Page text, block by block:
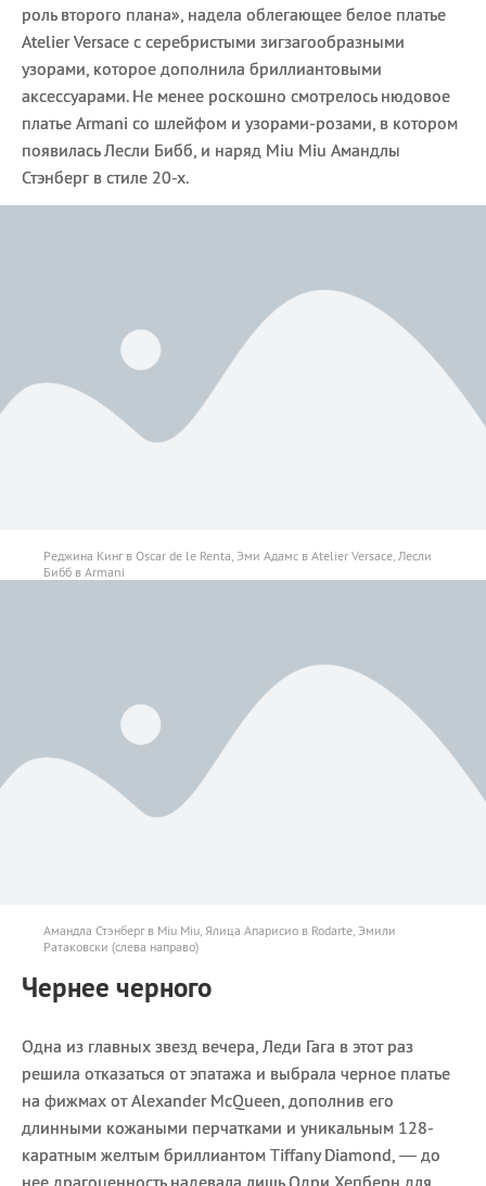
роль второго плана», надела облегающее белое платье
Atelier Versace с серебристыми зигзагообразными
узорами, которое дополнила бриллиантовыми
аксессуарами. Не менее роскошно смотрелось нюдовое
платье Armani со шлейфом и узорами-розами, в котором
появилась Лесли Бибб, и наряд Miu Miu Амандлы
Стэнберг в стиле 20-х.
Реджина Кинг в Oscar de le Renta, Эми Адамс в Atelier Versace, Лесли
Бибб в Armani
Амандла Стэнберг в Miu Miu, Ялица Апарисио в Rodarte, Эмили
Ратаковски (слева направо)
Чернее черного
Одна из главных звезд вечера, Леди Гага в этот раз
решила отказаться от эпатажа и выбрала черное платье
на фижмах от Alexander McQueen, дополнив его
длинными кожаными перчатками и уникальным 128-
каратным желтым бриллиантом Tiffany Diamond, — до
нее драгоценность надевала лишь Одри Хепберн для